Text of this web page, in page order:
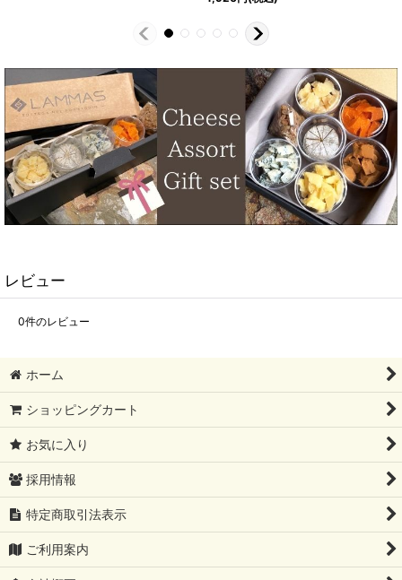
レビュー
0件のレビュー
ホーム
ショッピングカート
お気に入り
採用情報
特定商取引法表示
ご利用案内